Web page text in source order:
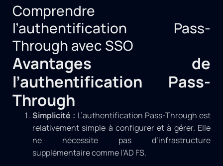
Comprendre
l’authentification Pass-
Through avec SSO
Avantages de
l’authentification Pass-
Through
Simplicité : L’authentification Pass-Through est
relativement simple à configurer et à gérer. Elle
ne nécessite pas d’infrastructure
supplémentaire comme l’AD FS.